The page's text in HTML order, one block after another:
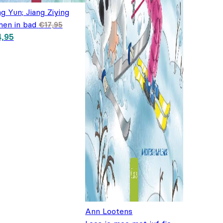
Yun; Jiang Ziying
in bad €17,95
prijs
€17,95.
Huidige prijs is:
€14,95.
Ann Lootens